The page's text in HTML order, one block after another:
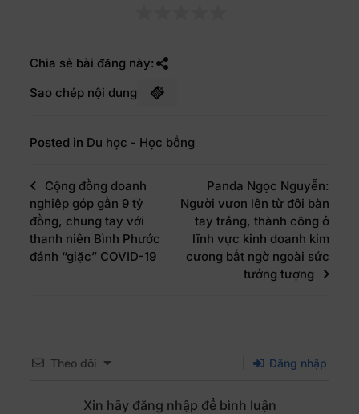
Chia sẻ bài đăng này:
Sao chép nội dung
Posted in Du học - Học bổng
Cộng đồng doanh
nghiệp góp gần 9 tỷ
đồng, chung tay với
thanh niên Bình Phước
đánh “giặc” COVID-19
Panda Ngọc Nguyễn:
Người vươn lên từ đôi bàn
tay trắng, thành công ở
lĩnh vực kinh doanh kim
cương bất ngờ ngoài sức
tưởng tượng
Theo dõi Đăng nhập
Xin hãy đăng nhập để bình luận